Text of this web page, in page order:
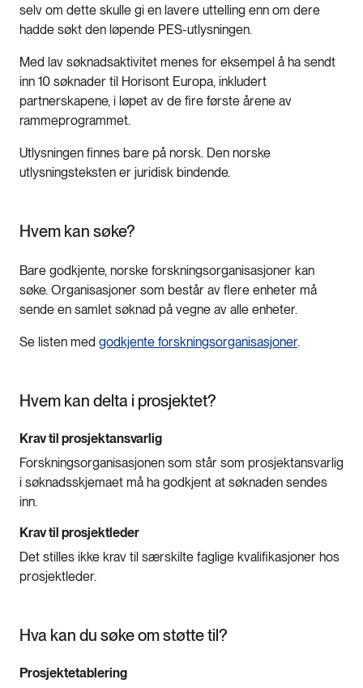
selv om dette skulle gi en lavere uttelling enn om dere
hadde søkt den løpende PES-utlysningen.
Med lav søknadsaktivitet menes for eksempel å ha sendt
inn 10 søknader til Horisont Europa, inkludert
partnerskapene, i løpet av de fire første årene av
rammeprogrammet.
Utlysningen finnes bare på norsk. Den norske
utlysningsteksten er juridisk bindende.
Hvem kan søke?
Bare godkjente, norske forskningsorganisasjoner kan
søke. Organisasjoner som består av flere enheter må
sende en samlet søknad på vegne av alle enheter.
Se listen med godkjente forskningsorganisasjoner.
Hvem kan delta i prosjektet?
Krav til prosjektansvarlig
Forskningsorganisasjonen som står som prosjektansvarlig
i søknadsskjemaet må ha godkjent at søknaden sendes
inn.
Krav til prosjektleder
Det stilles ikke krav til særskilte faglige kvalifikasjoner hos
prosjektleder.
Hva kan du søke om støtte til?
Prosjektetablering